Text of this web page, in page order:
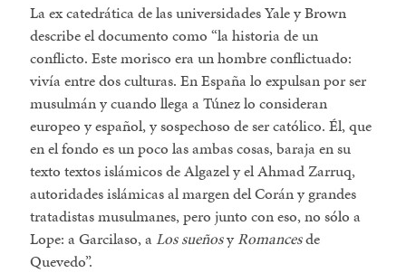
La ex catedrática de las universidades Yale y Brown
describe el documento como “la historia de un
conflicto. Este morisco era un hombre conflictuado:
vivía entre dos culturas. En España lo expulsan por ser
musulmán y cuando llega a Túnez lo consideran
europeo y español, y sospechoso de ser católico. Él, que
en el fondo es un poco las ambas cosas, baraja en su
texto textos islámicos de Algazel y el Ahmad Zarruq,
autoridades islámicas al margen del Corán y grandes
tratadistas musulmanes, pero junto con eso, no sólo a
Lope: a Garcilaso, aLos sueñosyRomancesde
Quevedo”.